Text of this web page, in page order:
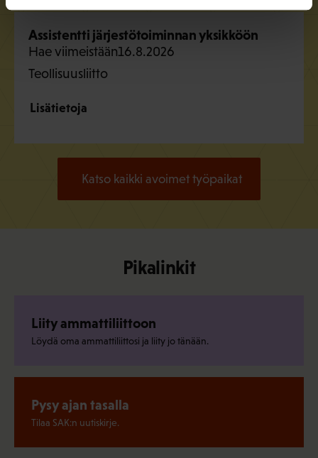
Assistentti järjestötoiminnan yksikköön
Hae viimeistään16.8.2026
Teollisuusliitto
Lisätietoja
Katso kaikki avoimet työpaikat
Pikalinkit
Liity ammattiliittoon
Löydä oma ammattiliittosi ja liity jo tänään.
Pysy ajan tasalla
Tilaa SAK:n uutiskirje.